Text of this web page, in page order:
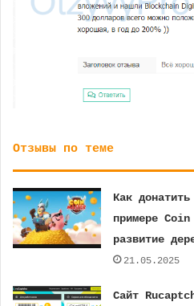
Отзывы по теме
Как
примере
развитие
21.05.2025
Сайт